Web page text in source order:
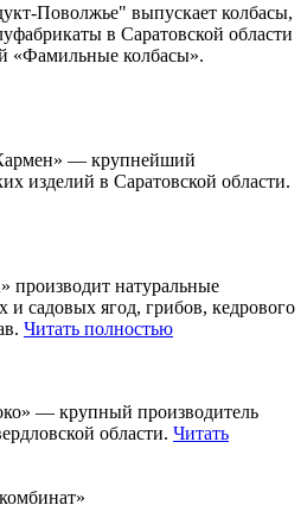
Поволжье" выпускает колбасы,
в Саратовской области
«Фамильные колбасы».
— крупнейший
изделий в Саратовской области.
натуральные
и садовых ягод, грибов, кедрового
Читать полностью
— крупный производитель
области. Читать